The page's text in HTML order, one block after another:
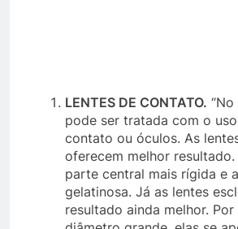
LENTES DE CONTATO.
pode ser tratada com o
contato ou óculos. As
oferecem melhor
parte central mais rígida e
gelatinosa. Já as lentes
resultado ainda melhor.